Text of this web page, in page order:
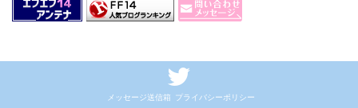
メッセージ送信箱 プライバシーポリシー